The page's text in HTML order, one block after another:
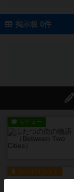
掲示板 0件
レビュー
ルール/インスト